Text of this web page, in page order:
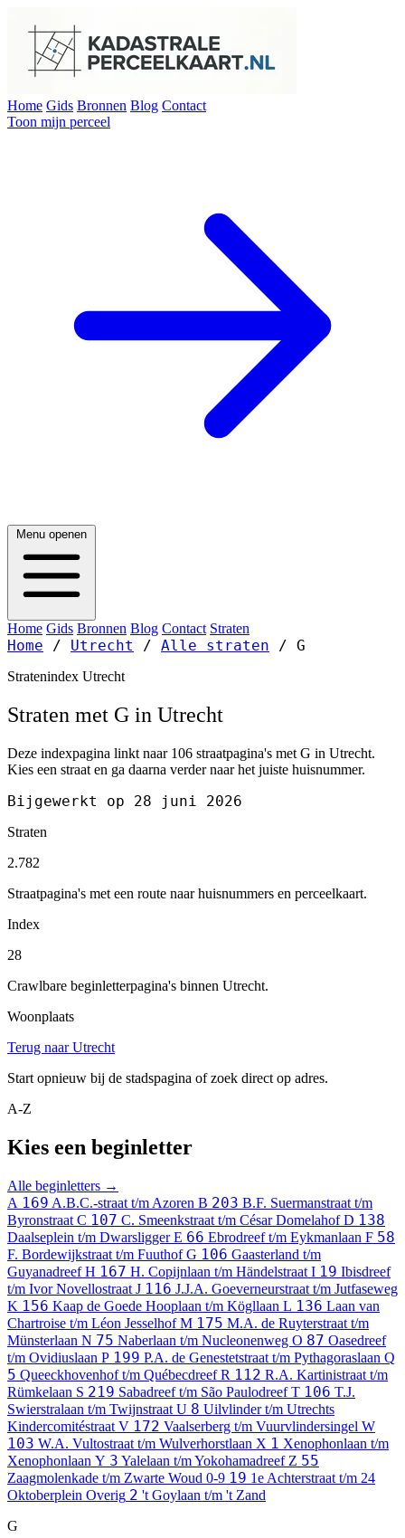
Home Gids Bronnen Blog Contact
Toon mijn perceel
Menu openen
Home Gids Bronnen Blog Contact Straten
Home / Utrecht / Alle straten / G
Stratenindex Utrecht
Straten met G in Utrecht
Deze indexpagina linkt naar 106 straatpagina's met G in Utrecht.
Kies een straat en ga daarna verder naar het juiste huisnummer.
Bijgewerkt op 28 juni 2026
Straten
2.782
Straatpagina's met een route naar huisnummers en perceelkaart.
Index
28
Crawlbare beginletterpagina's binnen Utrecht.
Woonplaats
Terug naar Utrecht
Start opnieuw bij de stadspagina of zoek direct op adres.
A-Z
Kies een beginletter
Alle beginletters →
A 169 A.B.C.-straat t/m Azoren B 203 B.F. Suermanstraat t/m
Byronstraat C 107 C. Smeenkstraat t/m César DomelahofD 138
Daalseplein t/m DwarsliggerE 66 Ebrodreef t/m Eykmanlaan F 58
F. Bordewijkstraat t/m FuuthofG 106 Gaasterland t/m
GuyanadreefH 167 H. Copijnlaan t/m Händelstraat I 19 Ibisdreef
t/m Ivor Novellostraat J 116 J.J.A. Goeverneurstraat t/m Jutfaseweg
K 156 Kaap de Goede Hooplaan t/m Kögllaan L 136 Laan van
Chartroise t/m Léon JesselhofM 175 M.A. de Ruyterstraat t/m
Münsterlaan N 75 Naberlaan t/m Nucleonenweg O 87 Oasedreef
t/m Ovidiuslaan P 199 P.A. de Genestetstraat t/m Pythagoraslaan Q
5 Queeckhovenhof t/m QuébecdreefR 112 R.A. Kartinistraat t/m
Rümkelaan S 219 Sabadreef t/m São PaulodreefT 106 T.J.
Swierstralaan t/m Twijnstraat U 8 Uilvlinder t/m Utrechts
Kindercomitéstraat V 172 Vaalserberg t/m Vuurvlindersingel W
103 W.A. Vultostraat t/m Wulverhorstlaan X 1 Xenophonlaan t/m
Xenophonlaan Y 3 Yalelaan t/m Yokohamadreef Z 55
Zaagmolenkade t/m Zwarte Woud 0-9 19 1e Achterstraat t/m 24
Oktoberplein Overig 2 't Goylaan t/m 't Zand
G